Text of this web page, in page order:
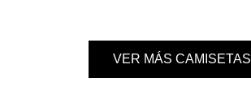
VER MÁS CAMISETAS